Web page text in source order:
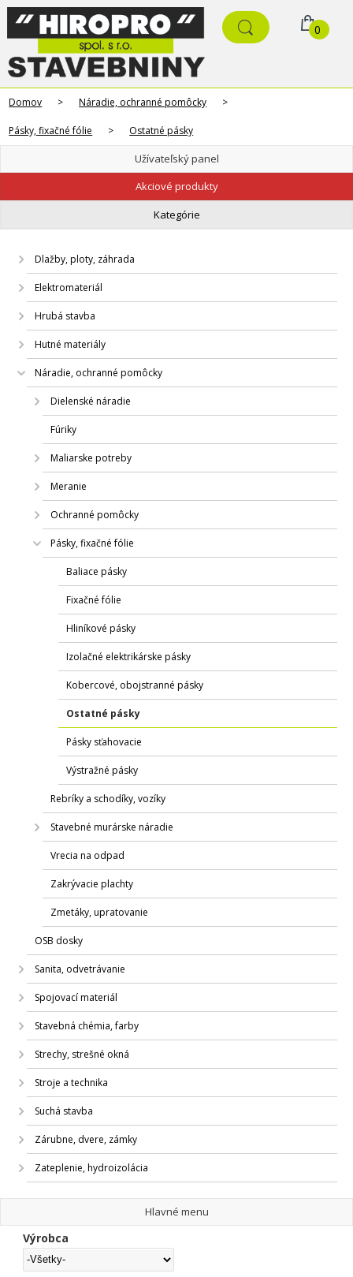
0
Domov > Náradie, ochranné pomôcky >
Pásky, fixačné fólie > Ostatné pásky
Užívateľský panel
Akciové produkty
Kategórie
Dlažby, ploty, záhrada
Elektromateriál
Hrubá stavba
Hutné materiály
Náradie, ochranné pomôcky
Dielenské náradie
Fúriky
Maliarske potreby
Meranie
Ochranné pomôcky
Pásky, fixačné fólie
Baliace pásky
Fixačné fólie
Hliníkové pásky
Izolačné elektrikárske pásky
Kobercové, obojstranné pásky
Ostatné pásky
Pásky sťahovacie
Výstražné pásky
Rebríky a schodíky, vozíky
Stavebné murárske náradie
Vrecia na odpad
Zakrývacie plachty
Zmetáky, upratovanie
OSB dosky
Sanita, odvetrávanie
Spojovací materiál
Stavebná chémia, farby
Strechy, strešné okná
Stroje a technika
Suchá stavba
Zárubne, dvere, zámky
Zateplenie, hydroizolácia
Hlavné menu
Výrobca